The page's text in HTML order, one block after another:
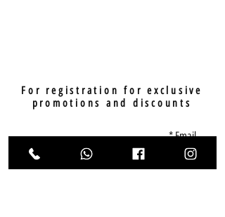
For registration for exclusive
promotions and discounts
Email